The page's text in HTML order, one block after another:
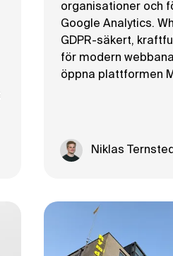
organisationer och
Google Analytics.
GDPR-säkert,
för modern
öppna plattformen
Niklas